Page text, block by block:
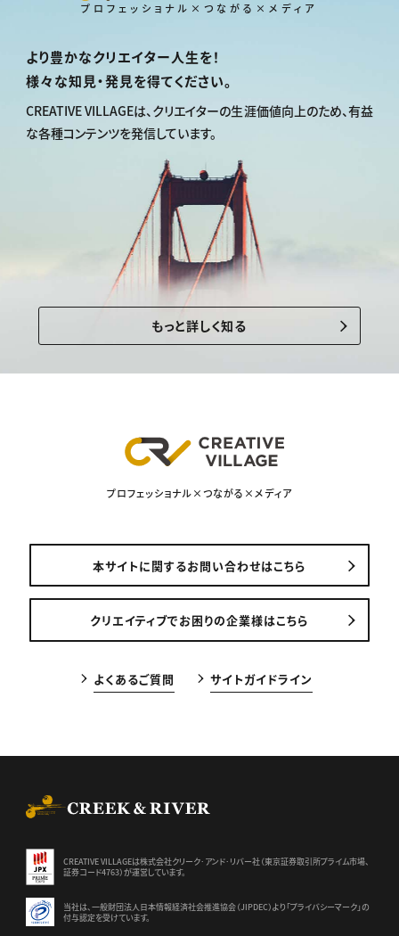
プロフェッショナル×つながる×メディア
より豊かなクリエイター人生を！
様々な知見・発見を得てください。
CREATIVE VILLAGEは、 クリエイターの生涯価値向上のため、有益
な各種コンテンツを発信しています。
もっと詳しく知る
プロフェッショナル×つながる×メディア
本サイトに関するお問い合わせはこちら
クリエイティブでお困りの企業様はこちら
よくあるご質問 サイトガイドライン
CREATIVE VILLAGEは株式会社クリーク･アンド･リバー社（東京証券取引所プライム市場、
証券コード4763）が運営しています。
当社は、一般財団法人日本情報経済社会推進協会（JIPDEC）より 「プライバシーマーク」の
付与認定を受けています。